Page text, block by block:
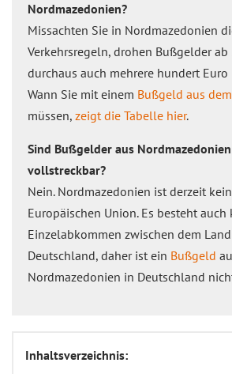
Nordmazedonien?
Missachten Sie in Nordmazedonien
Verkehrsregeln, drohen Bußgelder
durchaus auch mehrere hundert
Wann Sie mit einem Bußgeld aus
müssen, zeigt die Tabelle hier.
Sind Bußgelder aus
vollstreckbar?
Nein. Nordmazedonien ist derzeit
Europäischen Union. Es besteht auch
Einzelabkommen zwischen dem
Deutschland, daher ist ein Bußgeld
Nordmazedonien in Deutschland
Inhaltsverzeichnis: